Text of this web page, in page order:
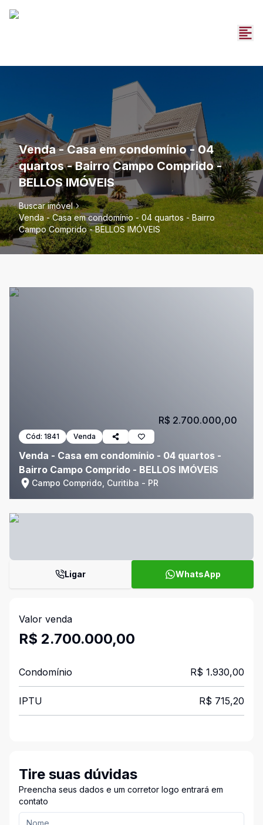
Venda - Casa em condomínio - 04
quartos - Bairro Campo Comprido -
BELLOS IMÓVEIS
Buscar imóvel
Venda - Casa em condomínio - 04 quartos - Bairro
Campo Comprido - BELLOS IMÓVEIS
Cód: 1841 Venda
Venda - Casa em condomínio - 04 quartos -
Bairro Campo Comprido - BELLOS IMÓVEIS
Campo Comprido, Curitiba - PR
R$ 2.700.000,00
Ligar WhatsApp
Valor venda
R$ 2.700.000,00
Condomínio R$ 1.930,00
IPTU R$ 715,20
Tire suas dúvidas
Preencha seus dados e um corretor logo entrará em
contato